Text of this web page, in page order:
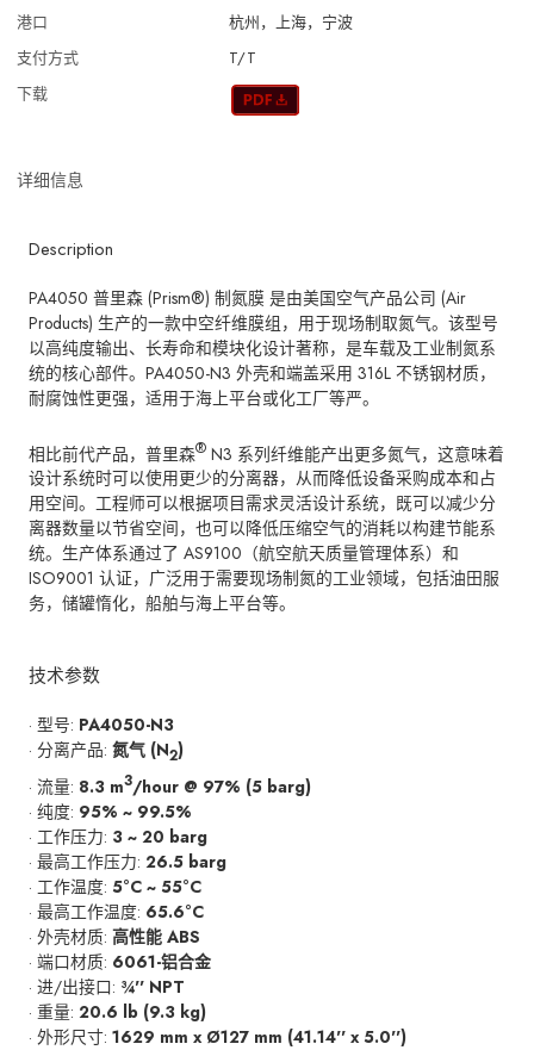
港口
杭州，上海，宁波
支付方式
T/T
下载
详细信息
Description
PA4050 普里森 (Prism®) 制氮膜 是由美国空气产品公司 (Air
Products) 生产的一款中空纤维膜组，用于现场制取氮气。该型号
以高纯度输出、长寿命和模块化设计著称，是车载及工业制氮系
统的核心部件。PA4050-N3 外壳和端盖采用 316L 不锈钢材质，
耐腐蚀性更强，适用于海上平台或化工厂等严。
相比前代产品，普里森® N3 系列纤维能产出更多氮气，这意味着
设计系统时可以使用更少的分离器，从而降低设备采购成本和占
用空间。工程师可以根据项目需求灵活设计系统，既可以减少分
离器数量以节省空间，也可以降低压缩空气的消耗以构建节能系
统。生产体系通过了 AS9100（航空航天质量管理体系）和
ISO9001 认证，广泛用于需要现场制氮的工业领域，包括油田服
务，储罐惰化，船舶与海上平台等。
技术参数
· 型号: PA4050-N3
· 分离产品:氮气 (N2)
· 流量: 8.3 m3/hour @ 97% (5 barg)
· 纯度: 95% ~ 99.5%
· 工作压力: 3 ~ 20 barg
· 最高工作压力:26.5 barg
· 工作温度: 5°C ~ 55°C
· 最高工作温度: 65.6°C
· 外壳材质:高性能 ABS
· 端口材质: 6061-铝合金
· 进/出接口: ¾'' NPT
· 重量:20.6 lb (9.3 kg)
· 外形尺寸:1629 mm x Ø127 mm (41.14'' x 5.0'')